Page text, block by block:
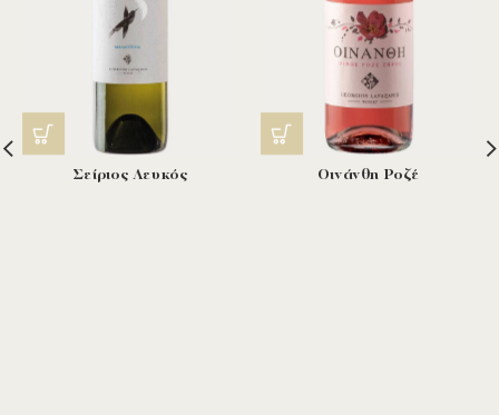
Σείριος Λευκός Οινάνθη Ροζέ